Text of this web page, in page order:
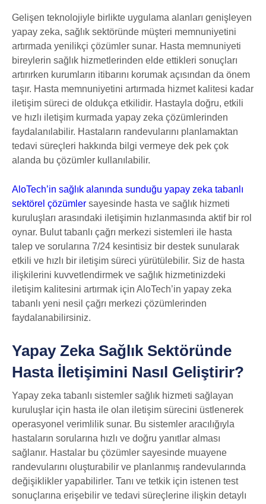
Gelişen teknolojiyle birlikte uygulama alanları genişleyen
yapay zeka, sağlık sektöründe müşteri memnuniyetini
artırmada yenilikçi çözümler sunar. Hasta memnuniyeti
bireylerin sağlık hizmetlerinden elde ettikleri sonuçları
artırırken kurumların itibarını korumak açısından da önem
taşır. Hasta memnuniyetini artırmada hizmet kalitesi kadar
iletişim süreci de oldukça etkilidir. Hastayla doğru, etkili
ve hızlı iletişim kurmada yapay zeka çözümlerinden
faydalanılabilir. Hastaların randevularını planlamaktan
tedavi süreçleri hakkında bilgi vermeye dek pek çok
alanda bu çözümler kullanılabilir.
AloTech’in sağlık alanında sunduğu yapay zeka tabanlı
sektörel çözümler sayesinde hasta ve sağlık hizmeti
kuruluşları arasındaki iletişimin hızlanmasında aktif bir rol
oynar. Bulut tabanlı çağrı merkezi sistemleri ile hasta
talep ve sorularına 7/24 kesintisiz bir destek sunularak
etkili ve hızlı bir iletişim süreci yürütülebilir. Siz de hasta
ilişkilerini kuvvetlendirmek ve sağlık hizmetinizdeki
iletişim kalitesini artırmak için AloTech’in yapay zeka
tabanlı yeni nesil çağrı merkezi çözümlerinden
faydalanabilirsiniz.
Yapay Zeka Sağlık Sektöründe
Hasta İletişimini Nasıl Geliştirir?
Yapay zeka tabanlı sistemler sağlık hizmeti sağlayan
kuruluşlar için hasta ile olan iletişim sürecini üstlenerek
operasyonel verimlilik sunar. Bu sistemler aracılığıyla
hastaların sorularına hızlı ve doğru yanıtlar alması
sağlanır. Hastalar bu çözümler sayesinde muayene
randevularını oluşturabilir ve planlanmış randevularında
değişiklikler yapabilirler. Tanı ve tetkik için istenen test
sonuçlarına erişebilir ve tedavi süreçlerine ilişkin detaylı